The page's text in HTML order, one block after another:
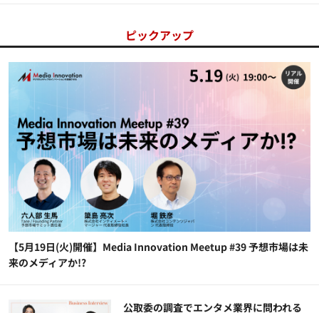
ピックアップ
【5月19日(火)開催】Media Innovation Meetup #39 予想市場は未
来のメディアか!?
公​​取委の調査でエンタメ業界に問われる